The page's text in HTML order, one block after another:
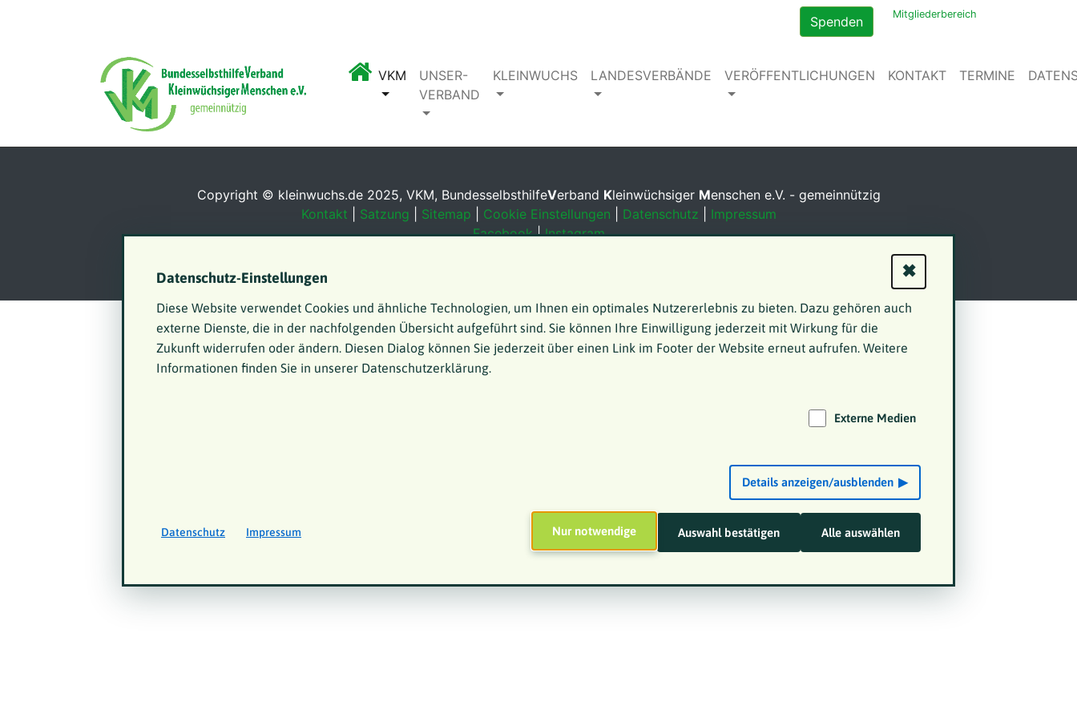
Spenden Mitgliederbereich
VKM
UNSER-
VERBAND
KLEINWUCHS LANDESVERBÄNDE VERÖFFENTLICHUNGEN KONTAKT TERMINE
Startseite
Copyright © kleinwuchs.de 2025, VKM, BundesselbsthilfeVerband Kleinwüchsiger Menschen e.V. - gemeinnützig
Kontakt
Satzung Sitemap Cookie Einstellungen Datenschutz
Impressum
Facebook|Instagram
Datenschutz-Einstellungen
Diese Website verwendet Cookies und ähnliche Technologien, um Ihnen ein optimales Nutzererlebnis zu bieten. Dazu gehören auch
externe Dienste, die in der nachfolgenden Übersicht aufgeführt sind. Sie können Ihre Einwilligung jederzeit mit Wirkung für die
Zukunft widerrufen oder ändern. Diesen Dialog können Sie jederzeit über einen Link im Footer der Website erneut aufrufen. Weitere
Informationen finden Sie in unserer Datenschutzerklärung.
Externe Medien
Details anzeigen/ausblenden
Nur notwendige Auswahl bestätigen Alle auswählen
Datenschutz Impressum
✖